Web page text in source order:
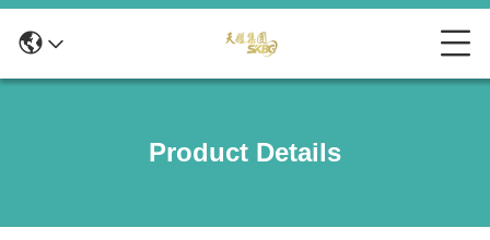
Product Details